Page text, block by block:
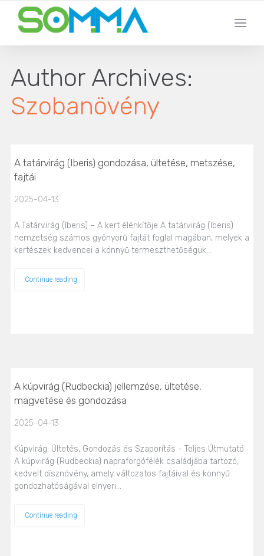
Author Archives:
Szobanövény
A tatárvirág (Iberis) gondozása, ültetése, metszése,
fajtái
2025-04-13
A Tatárvirág (Iberis) – A kert élénkítője A tatárvirág (Iberis)
nemzetség számos gyönyörű fajtát foglal magában, melyek a
kertészek kedvencei a könnyű termeszthetőségük…
Continue reading
A kúpvirág (Rudbeckia) jellemzése, ültetése,
magvetése és gondozása
2025-04-13
Kúpvirág: Ültetés, Gondozás és Szaporítás - Teljes Útmutató
A kúpvirág (Rudbeckia) napraforgófélék családjába tartozó,
kedvelt dísznövény, amely változatos fajtáival és könnyű
gondozhatóságával elnyeri…
Continue reading